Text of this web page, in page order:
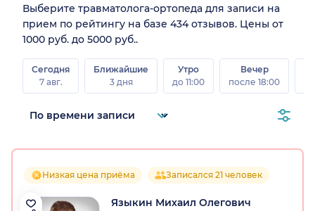
Выберите травматолога-ортопеда для записи на
прием по рейтингу на базе 434 отзывов. Цены от
1000 руб. до 5000 руб..
Сегодня
7 авг.
Ближайшие
3 дня
Утро
до 11:00
Вечер
после 18:00
Низкая цена приёма Записался 21 человек
Языкин Михаил Олегович